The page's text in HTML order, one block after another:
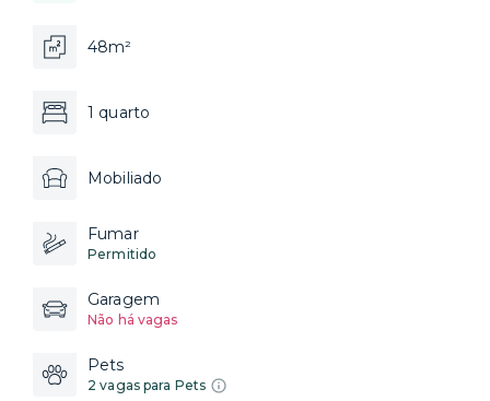
48m²
1 quarto
Mobiliado
Fumar
Permitido
Garagem
Não há vagas
Pets
2 vagas para Pets